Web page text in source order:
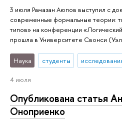
3 июля Рамазан Аюпов выступил с
современные формальные теории:
типов» на конференции
прошла в Университете Свонси
Наука студенты
4 июля
Опубликована статья
Оноприенко